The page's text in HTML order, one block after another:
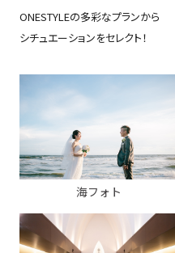
ONESTYLEの多彩なプランから
シチュエーションをセレクト！
海フォト